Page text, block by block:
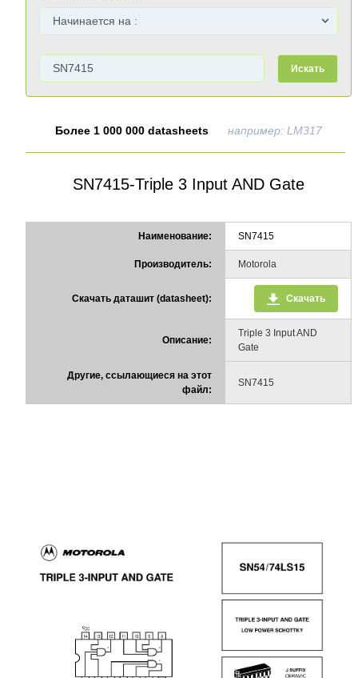
Искать
Более 1 000 000 datasheets например: LM317
SN7415-Triple 3 Input AND Gate
Наименование: SN7415
Производитель: Motorola
Скачать даташит (datasheet): Скачать
Описание:
Triple 3 Input AND
Gate
Другие, ссылающиеся на этот
файл:
SN7415